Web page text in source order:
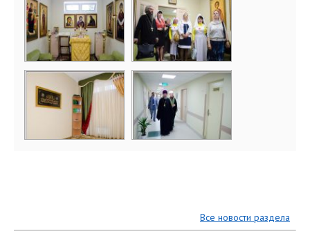
Все новости раздела